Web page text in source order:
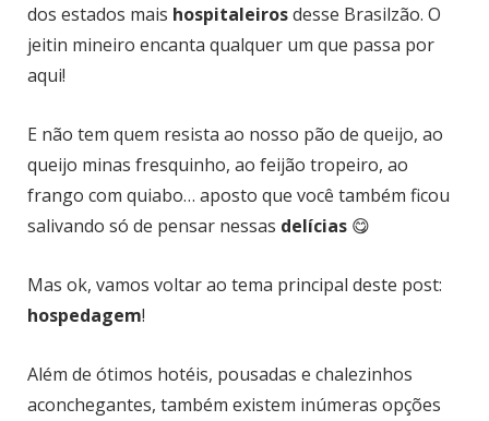
dos estados mais hospitaleirosdesse Brasilzão. O
jeitin mineiro encanta qualquer um que passa por
aqui!
E não tem quem resista ao nosso pão de queijo, ao
queijo minas fresquinho, ao feijão tropeiro, ao
frango com quiabo… aposto que você também ficou
salivando só de pensar nessas delícias 😋
Mas ok, vamos voltar ao tema principal deste post:
hospedagem!
Além de ótimos hotéis, pousadas e chalezinhos
aconchegantes, também existem inúmeras opções